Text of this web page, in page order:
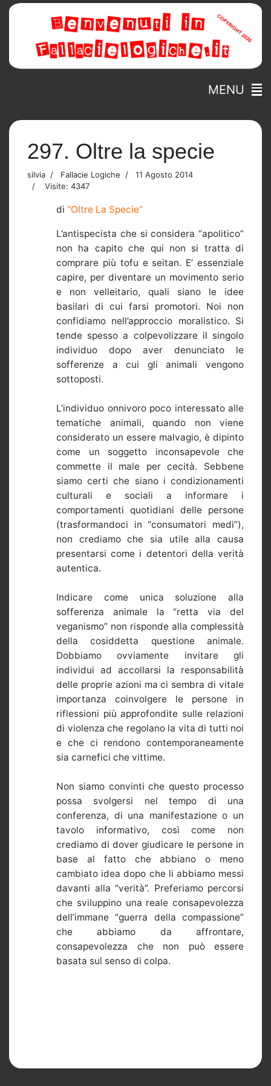
MENU
297. Oltre la specie
silvia Fallacie Logiche
11 Agosto 2014
Visite: 4347
di “Oltre La Specie”
L’antispecista che si considera “apolitico”
non ha capito che qui non si tratta di
comprare più tofu e seitan. E’ essenziale
capire, per diventare un movimento serio
e non velleitario, quali siano le idee
basilari di cui farsi promotori. Noi non
confidiamo nell’approccio moralistico. Si
tende spesso a colpevolizzare il singolo
individuo dopo aver denunciato le
sofferenze a cui gli animali vengono
sottoposti.
L’individuo onnivoro poco interessato alle
tematiche animali, quando non viene
considerato un essere malvagio, è dipinto
come un soggetto inconsapevole che
commette il male per cecità. Sebbene
siamo certi che siano i condizionamenti
culturali e sociali a informare i
comportamenti quotidiani delle persone
(trasformandoci in “consumatori medi”),
non crediamo che sia utile alla causa
presentarsi come i detentori della verità
autentica.
Indicare come unica soluzione alla
sofferenza animale la “retta via del
veganismo” non risponde alla complessità
della cosiddetta questione animale.
Dobbiamo ovviamente invitare gli
individui ad accollarsi la responsabilità
delle proprie azioni ma ci sembra di vitale
importanza coinvolgere le persone in
riflessioni più approfondite sulle relazioni
di violenza che regolano la vita di tutti noi
e che ci rendono contemporaneamente
sia carnefici che vittime.
Non siamo convinti che questo processo
possa svolgersi nel tempo di una
conferenza, di una manifestazione o un
tavolo informativo, così come non
crediamo di dover giudicare le persone in
base al fatto che abbiano o meno
cambiato idea dopo che li abbiamo messi
davanti alla “verità”. Preferiamo percorsi
che sviluppino una reale consapevolezza
dell’immane “guerra della compassione”
che abbiamo da affrontare,
consapevolezza che non può essere
basata sul senso di colpa.